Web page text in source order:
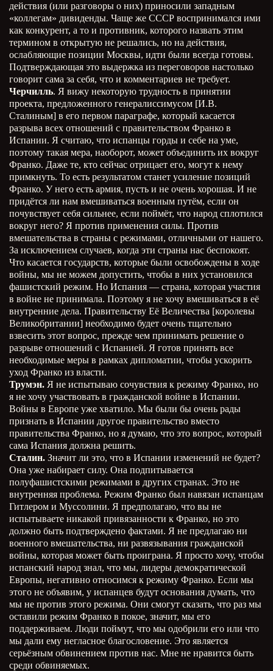
действия (или разговоры о них) приносили западным
«коллегам» дивиденды. Чаще же СССР воспринимался ими
как конкурент, а то и противник, которого назвать этим
термином в открытую не решались, но на действия,
ослабляющие позиции Москвы, идти были всегда готовы.
Подтверждающая это выдержка из переговоров настолько
говорит сама за себя, что и комментариев не требует.
Черчилль. Я вижу некоторую трудность в принятии
проекта, предложенного генералиссимусом [И.В.
Сталиным] в его первом параграфе, который касается
разрыва всех отношений с правительством Франко в
Испании. Я считаю, что испанцы горды и себе на уме,
поэтому такая мера, наоборот, может объединить их вокруг
Франко. Даже те, кто сейчас отрицает его, могут к нему
примкнуть. То есть результатом станет усиление позиций
Франко. У него есть армия, пусть и не очень хорошая. И не
придётся ли нам вмешиваться военным путём, если он
почувствует себя сильнее, если поймёт, что народ сплотился
вокруг него? Я против применения силы. Против
вмешательства в страны с режимами, отличными от нашего.
За исключением случаев, когда эти страны нас беспокоят.
Что касается государств, которые были освобождены в ходе
войны, мы не можем допустить, чтобы в них установился
фашистский режим. Но Испания — страна, которая участия
в войне не принимала. Поэтому я не хочу вмешиваться в её
внутренние дела. Правительству Её Величества [королевы
Великобритании] необходимо будет очень тщательно
взвесить этот вопрос, прежде чем принимать решение о
разрыве отношений с Испанией. Я готов принять все
необходимые меры в рамках дипломатии, чтобы ускорить
уход Франко из власти.
Трумэн. Я не испытываю сочувствия к режиму Франко, но
я не хочу участвовать в гражданской войне в Испании.
Войны в Европе уже хватило. Мы были бы очень рады
признать в Испании другое правительство вместо
правительства Франко, но я думаю, что это вопрос, который
сама Испания должна решить.
Сталин. Значит ли это, что в Испании изменений не будет?
Она уже набирает силу. Она подпитывается
полуфашистскими режимами в других странах. Это не
внутренняя проблема. Режим Франко был навязан испанцам
Гитлером и Муссолини. Я предполагаю, что вы не
испытываете никакой привязанности к Франко, но это
должно быть подтверждено фактами. Я не предлагаю ни
военного вмешательства, ни развязывания гражданской
войны, которая может быть проиграна. Я просто хочу, чтобы
испанский народ знал, что мы, лидеры демократической
Европы, негативно относимся к режиму Франко. Если мы
этого не объявим, у испанцев будут основания думать, что
мы не против этого режима. Они смогут сказать, что раз мы
оставили режим Франко в покое, значит, мы его
поддерживаем. Люди поймут, что мы одобрили его или что
мы дали ему негласное благословение. Это является
серьёзным обвинением против нас. Мне не нравится быть
среди обвиняемых.